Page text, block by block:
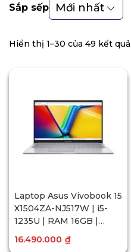
Sắp sếp Mới nhất
Hiển thị 1–30 của 49 kết quả
Laptop Asus Vivobook 15
X1504ZA-NJ517W | i5-
1235U | RAM 16GB |
512GB SSD | 15.6 inch
FHD | Win11 | Bạc
16.490.000 ₫